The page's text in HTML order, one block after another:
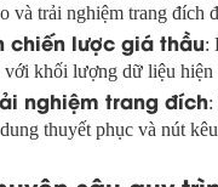
và trải nghiệm trang đích
chiến lược giá thầu:
với khối lượng dữ liệu hiện
nghiệm trang đích:
thuyết phục và nút